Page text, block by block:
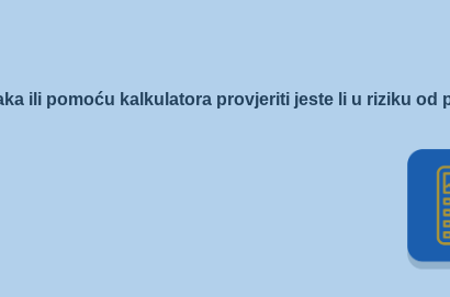
ili pomoću kalkulatora provjeriti jeste li u riziku od